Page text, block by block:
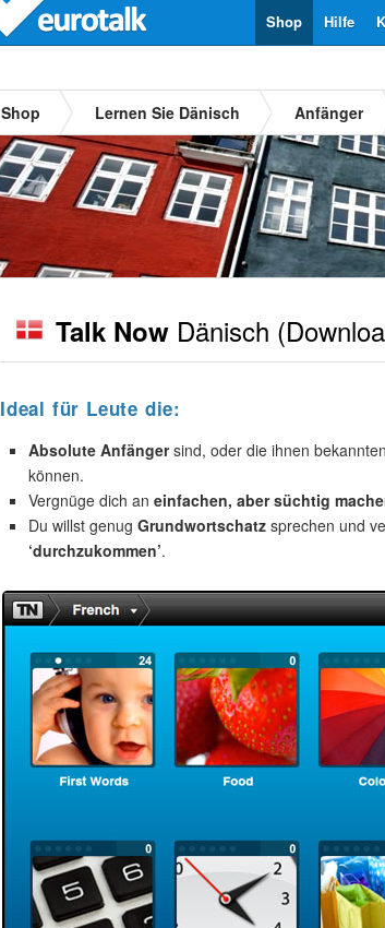
Hilfe
Shop
Shop Lernen Sie Dänisch Anfänger
Talk Now Dänisch
Ideal für Leute die:
Absolute Anfängersind, oder die ihnen
können.
Vergnüge dich an einfachen, aber süchtig
Du willst genug Grundwortschatz sprechen und
‘durchzukommen’.